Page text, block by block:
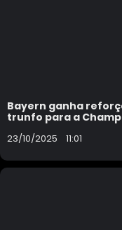
Bayern ganha
trunfo para a
23/10/2025 11:01